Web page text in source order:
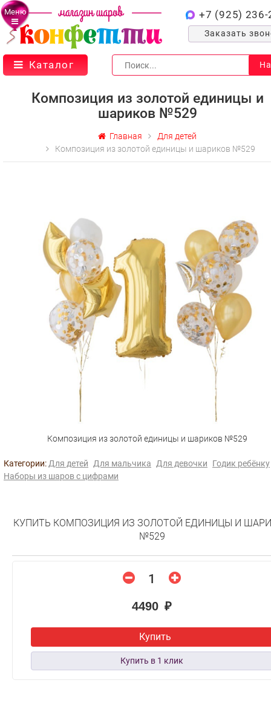
Меню +7 (925) 236-
Заказать
Каталог
Композиция из золотой единицы и
шариков №529
Главная
Для детей
Композиция из золотой единицы и шариков №529
Композиция из золотой единицы и шариков №529
Категории: Для детей Для мальчика Для девочки
Годик ребёнку
Наборы из шаров с цифрами
КУПИТЬ КОМПОЗИЦИЯ ИЗ ЗОЛОТОЙ ЕДИНИЦЫ И
№529
4490 ₽
Купить